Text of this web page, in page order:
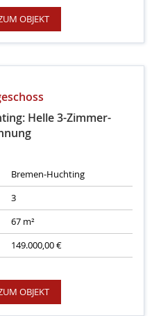
OBJEKT
Helle 3-Zimmer-
Bremen-Huchting
3
67 m²
149.000,00 €
OBJEKT